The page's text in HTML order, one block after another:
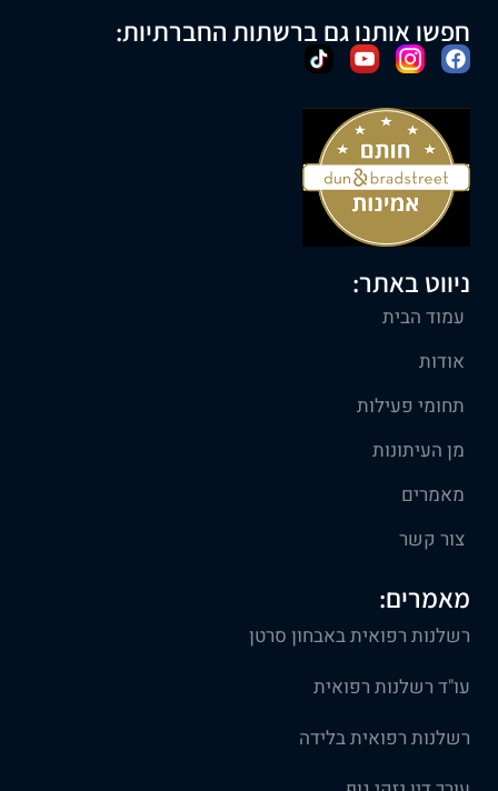
חפשו אותנו גם ברשתות החברתיות:
ניווט באתר:
עמוד הבית
אודות
תחומי פעילות
מן העיתונות
מאמרים
צור קשר
מאמרים:
רשלנות רפואית באבחון סרטן
עו"ד רשלנות רפואית
רשלנות רפואית בלידה